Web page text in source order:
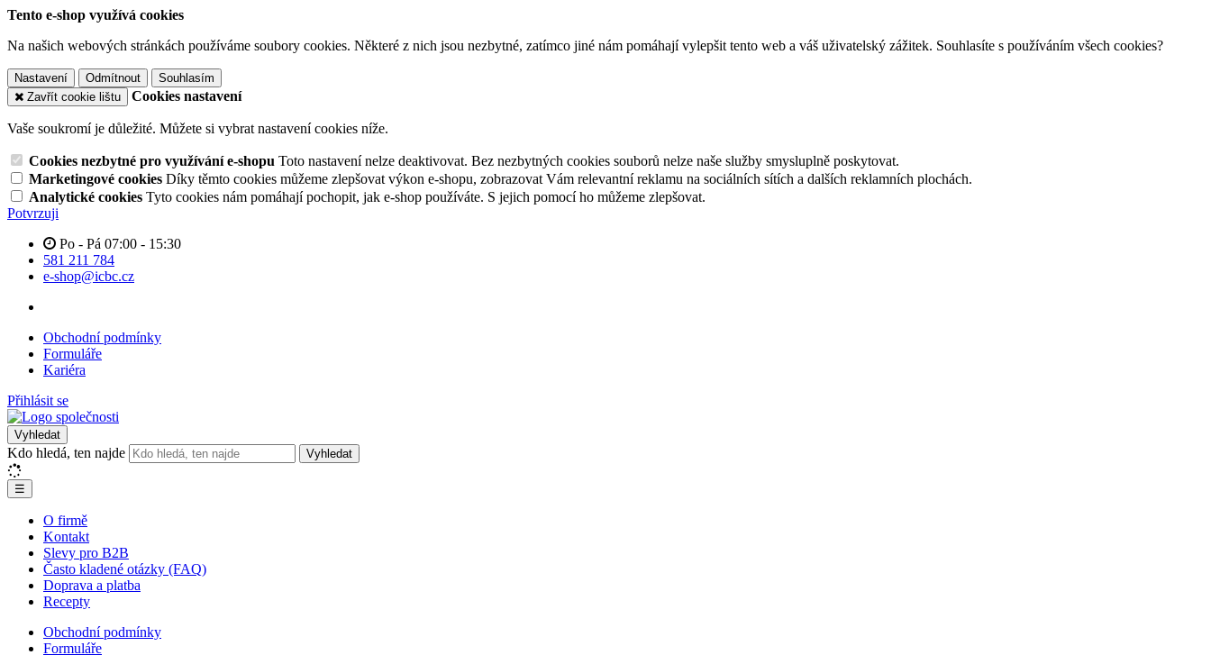
Tento e-shop využívá cookies
Na našich webových stránkách používáme soubory cookies. Některé z nich jsou nezbytné, zatímco jiné nám pomáhají vylepšit tento web a váš uživatelský zážitek. Souhlasíte s používáním všech cookies?
Nastavení Odmítnout
Souhlasím
Zavřít cookie lištu
Cookies nastavení
Vaše soukromí je důležité. Můžete si vybrat nastavení cookies níže.
Cookies nezbytné pro využívání e-shopu Toto nastavení nelze deaktivovat. Bez nezbytných cookies souborů nelze naše služby smysluplně poskytovat.
Marketingové cookies Díky těmto cookies můžeme zlepšovat výkon e-shopu, zobrazovat Vám relevantní reklamu na sociálních sítích a dalších reklamních plochách.
Analytické cookies Tyto cookies nám pomáhají pochopit, jak e-shop používáte. S jejich pomocí ho můžeme zlepšovat.
Potvrzuji
Po - Pá 07:00 - 15:30
581 211 784
e-shop@icbc.cz
Obchodní podmínky
Formuláře
Kariéra
Přihlásit se
Vyhledat
Kdo hledá, ten najde Vyhledat
☰
O firmě
Kontakt
Slevy pro B2B
Často kladené otázky (FAQ)
Doprava a platba
Recepty
Obchodní podmínky
Formuláře